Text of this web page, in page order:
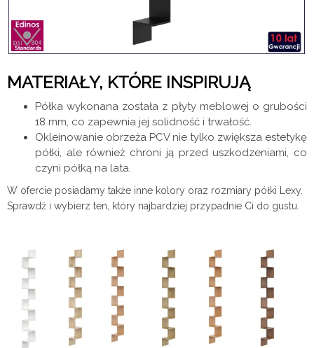
MATERIAŁY, KTÓRE INSPIRUJĄ
Półka wykonana została z płyty meblowej o grubości
18 mm, co zapewnia jej solidność i trwałość.
Okleinowanie obrzeża PCV nie tylko zwiększa estetykę
półki, ale również chroni ją przed uszkodzeniami, co
czyni półką na lata.
W ofercie posiadamy także inne kolory oraz rozmiary półki Lexy.
Sprawdź i wybierz ten, który najbardziej przypadnie Ci do gustu.